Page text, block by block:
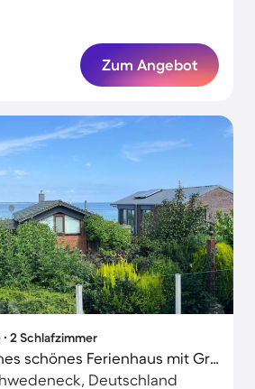
Zum Angebot
∙ 2 Schlafzimmer
Kinderfreundliches schönes Ferienhaus mit Grill, Terrasse und Garten | Nah am Strand | Haustiere erlaubt
Deutschland